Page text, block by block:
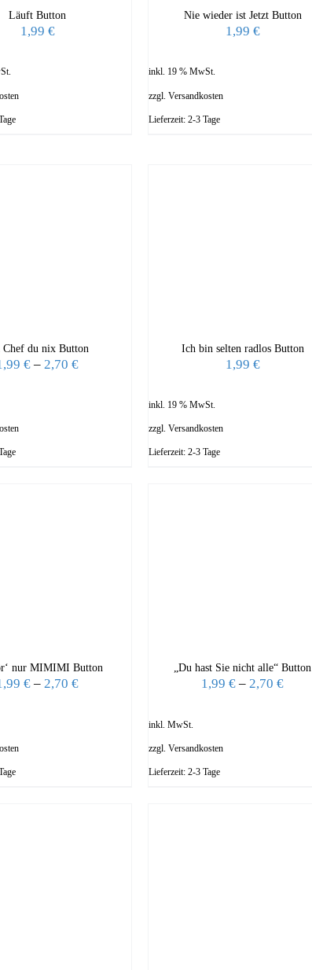
Läuft Button
1,99 €
Nie wieder ist Jetzt Button
1,99 €
inkl. 19 % MwSt.
zzgl.Versandkosten
Lieferzeit:2-3 Tage
Chef du nix Button
€ – 2,70€
Ich bin selten radlos Button
1,99 €
inkl. 19 % MwSt.
zzgl.Versandkosten
Lieferzeit:2-3 Tage
nur MIMIMI Button
€ –2,70€
„Du hast Sie nicht alle“ Button
1,99€ –2,70€
inkl. MwSt.
zzgl.Versandkosten
Lieferzeit:2-3 Tage